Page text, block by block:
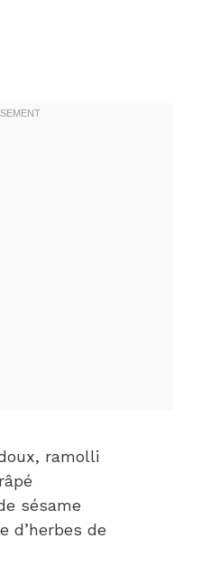
ramolli
sésame
d’herbes de